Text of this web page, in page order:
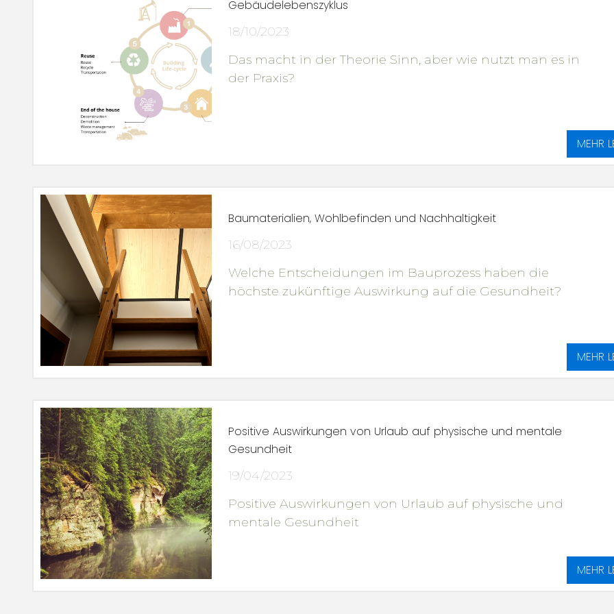
Gebäudelebenszyklus
18/10/2023
Das macht in der Theorie Sinn, aber wie nutzt man es in
der Praxis?
MEHR
Baumaterialien, Wohlbefinden und Nachhaltigkeit
16/08/2023
Welche Entscheidungen im Bauprozess haben die
höchste zukünftige Auswirkung auf die Gesundheit?
MEHR
Positive Auswirkungen von Urlaub auf physische und mentale
Gesundheit
19/04/2023
Positive Auswirkungen von Urlaub auf physische und
mentale Gesundheit
MEHR